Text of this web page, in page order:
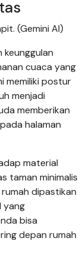
(Gemini AI)
keunggulan
cuaca yang
memiliki postur
menjadi
memberikan
halaman
material
taman minimalis
dipastikan
yang
bisa
depan rumah